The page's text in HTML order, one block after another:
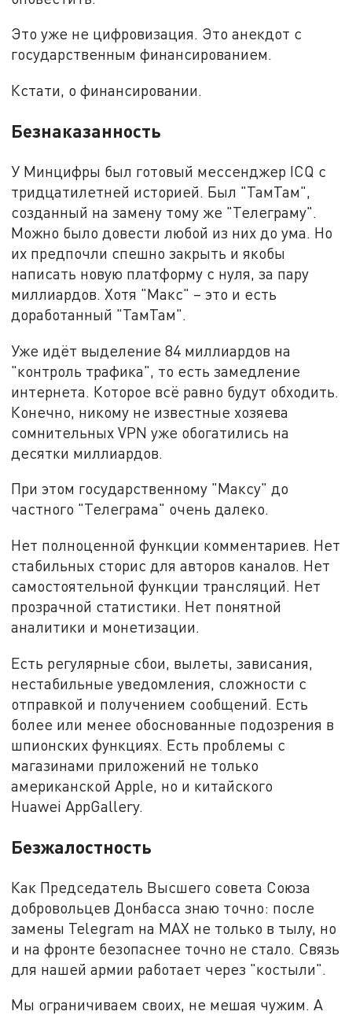
Это уже не цифровизация. Это анекдот с
государственным финансированием.
Кстати, о финансировании.
Безнаказанность
У Минцифры был готовый мессенджер ICQ с
тридцатилетней историей. Был "ТамТам",
созданный на замену тому же "Телеграму".
Можно было довести любой из них до ума. Но
их предпочли спешно закрыть и якобы
написать новую платформу с нуля, за пару
миллиардов. Хотя "Макс" – это и есть
доработанный "ТамТам".
Уже идёт выделение 84 миллиардов на
"контроль трафика", то есть замедление
интернета. Которое всё равно будут обходить.
Конечно, никому не известные хозяева
сомнительных VPN уже обогатились на
десятки миллиардов.
При этом государственному "Максу" до
частного "Телеграма" очень далеко.
Нет полноценной функции комментариев. Нет
стабильных сторис для авторов каналов. Нет
самостоятельной функции трансляций. Нет
прозрачной статистики. Нет понятной
аналитики и монетизации.
Есть регулярные сбои, вылеты, зависания,
нестабильные уведомления, сложности с
отправкой и получением сообщений. Есть
более или менее обоснованные подозрения в
шпионских функциях. Есть проблемы с
магазинами приложений не только
американской Apple, но и китайского
Huawei AppGallery.
Безжалостность
Как Председатель Высшего совета Союза
добровольцев Донбасса знаю точно: после
замены Telegram на MAX не только в тылу, но
и на фронте безопаснее точно не стало. Связь
для нашей армии работает через "костыли".
Мы ограничиваем своих, не мешая чужим. А